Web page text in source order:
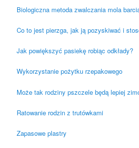
Biologiczna metoda zwalczania mola
Co to jest pierzga, jak ją pozyskiwać i
Jak powiększyć pasiekę robiąc odkłady?
Wykorzystanie pożytku rzepakowego
Może tak rodziny pszczele będą lepiej
Ratowanie rodzin z trutówkami
Zapasowe plastry